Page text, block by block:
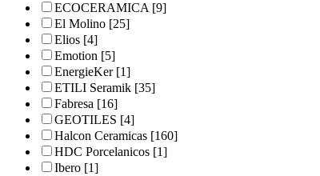
ECOCERAMICA[9]
El Molino [25]
Elios [4]
Emotion [5]
EnergieKer[1]
ETILI Seramik [35]
Fabresa [16]
GEOTILES [4]
Halcon Ceramicas [160]
HDC Porcelanicos [1]
Ibero [1]